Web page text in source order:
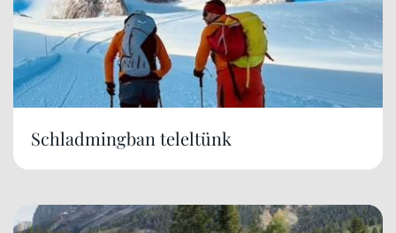
Schladmingban teleltünk